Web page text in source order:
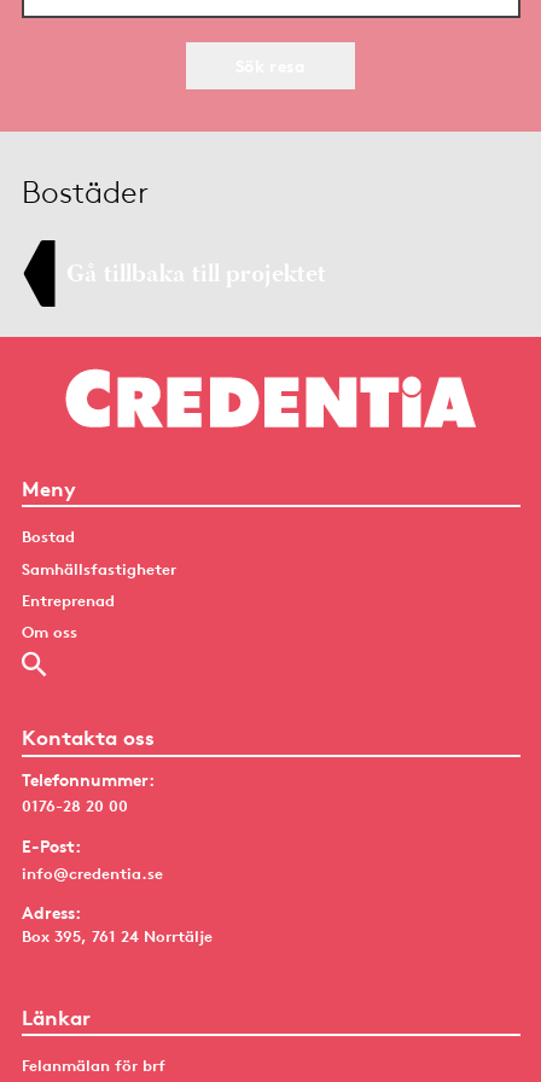
Bostäder
Gå tillbaka till projektet
Meny
Bostad
Samhällsfastigheter
Entreprenad
Om oss
Kontakta oss
Telefonnummer:
0176-28 20 00
E-Post:
info@credentia.se
Adress:
Box 395, 761 24 Norrtälje
Länkar
Felanmälan för brf